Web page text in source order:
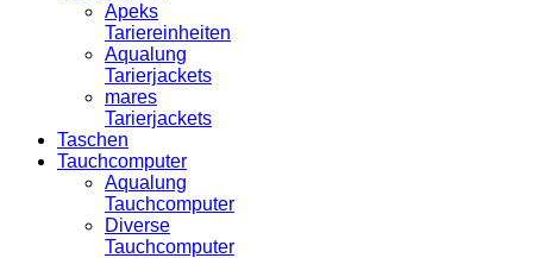
Apeks
Tariereinheiten
Aqualung
Tarierjackets
mares
Tarierjackets
Taschen
Tauchcomputer
Aqualung
Tauchcomputer
Diverse
Tauchcomputer